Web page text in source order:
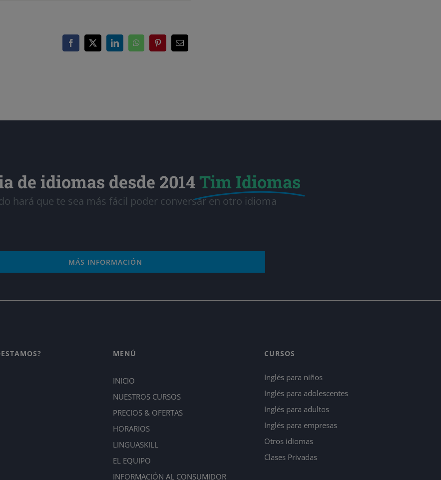
de idiomas desde 2014 Tim Idiomas
hará que te sea más fácil poder conversar en otro idioma
MÁS INFORMACIÓN
MENÚ
INICIO
NUESTROS CURSOS
PRECIOS & OFERTAS
HORARIOS
LINGUASKILL
EL EQUIPO
INFORMACIÓN AL CONSUMIDOR
CURSOS
Inglés para niños
Inglés para adolescentes
Inglés para adultos
Inglés para empresas
Otros idiomas
Clases Privadas